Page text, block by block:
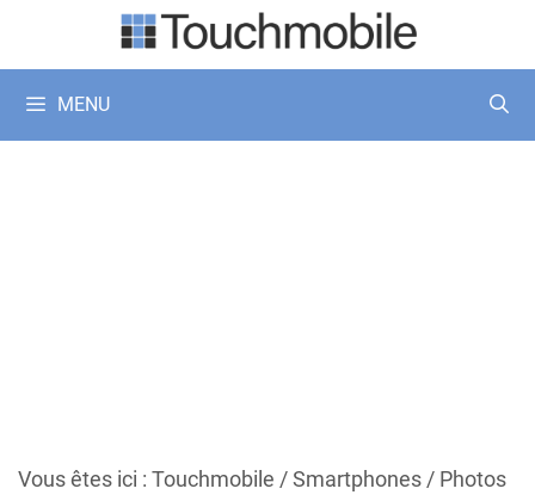
MENU
Vous êtes ici : Touchmobile /Smartphones/ Photos